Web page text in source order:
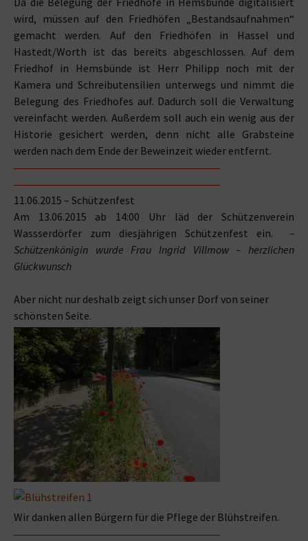
wird, müssen auf den Friedhöfen „Bestandsaufnahmen“
gemacht werden. Auf den Friedhöfen in Hassel und
Hastedt/Worth ist das bereits abgeschlossen. Auf dem
Friedhof in Hemsbünde ist Herr Philipp noch mit der
Kamera und Schreibutensilien unterwegs und nimmt die
Belegung des Friedhofes auf. Dadurch soll die Verwaltung
vereinfacht werden. Außerdem soll auch ein wenig aus der
Historie gesichert werden, denn nicht alle Grabsteine
werden nach dem Ende der Beweinzeit wieder entfernt.
11.06.2015 – Schützenfest
Am 13.06.2015 ab 14:00 Uhr läd der Schützenverein
Wassserdörfer zum diesjährigen Schützenfest ein. –
Schützenkönigin wurde Frau Ingrid Villmow – herzlichen
Glückwunsch
Aber nicht nur deshalb zeigt sich unser Dorf von seiner
schönsten Seite.
Wir danken allen Bürgern für die Pflege der Blühstreifen.